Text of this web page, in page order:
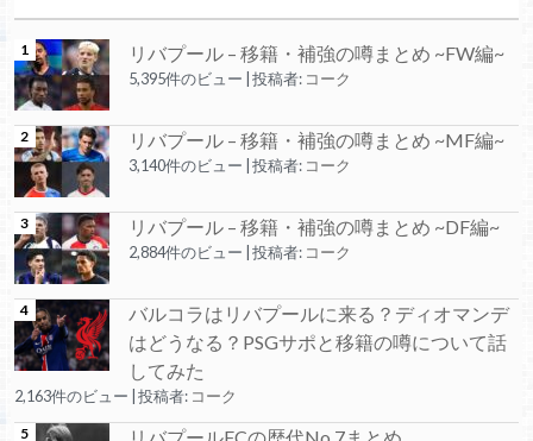
リバプール – 移籍・補強の噂まとめ ~FW編~
5,395件のビュー 投稿者: コーク
リバプール – 移籍・補強の噂まとめ ~MF編~
3,140件のビュー 投稿者: コーク
リバプール – 移籍・補強の噂まとめ ~DF編~
2,884件のビュー 投稿者: コーク
バルコラはリバプールに来る？ディオマンデ
はどうなる？PSGサポと移籍の噂について話
してみた
2,163件のビュー 投稿者: コーク